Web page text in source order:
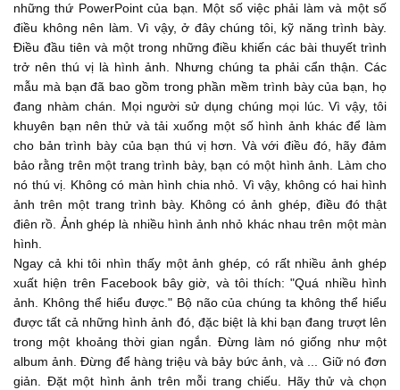
some other pictures to make your presentation more
interesting. And with that, make sure
...
01:28
that on one slide you have one image. Make it interesting.
...
01:35
Do not have a split screen. So, don't have two images on
one slide. Do not have a collage,
...
01:44
that's insane. A collage is many different small pictures on
one screen. Even when I
...
01:51
see a collage, there's a lot of collages coming out on
Facebook now, and I'm like:
01:56
những thứ PowerPoint của bạn. Một số việc phải làm và một số
điều không nên làm. Vì vậy, ở đây chúng tôi, kỹ năng trình bày.
Điều đầu tiên và một trong những điều khiến các bài thuyết trình
trở nên thú vị là hình ảnh. Nhưng chúng ta phải cẩn thận. Các
mẫu mà bạn đã bao gồm trong phần mềm trình bày của bạn, họ
đang nhàm chán. Mọi người sử dụng chúng mọi lúc. Vì vậy, tôi
khuyên bạn nên thử và tải xuống một số hình ảnh khác để làm
cho bản trình bày của bạn thú vị hơn. Và với điều đó, hãy đảm
bảo rằng trên một trang trình bày, bạn có một hình ảnh. Làm cho
nó thú vị. Không có màn hình chia nhỏ. Vì vậy, không có hai hình
ảnh trên một trang trình bày. Không có ảnh ghép, điều đó thật
điên rồ. Ảnh ghép là nhiều hình ảnh nhỏ khác nhau trên một màn
hình.
Ngay cả khi tôi nhìn thấy một ảnh ghép, có rất nhiều ảnh ghép
xuất hiện trên Facebook bây giờ, và tôi thích: "Quá nhiều hình
ảnh. Không thể hiểu được." Bộ não của chúng ta không thể hiểu
được tất cả những hình ảnh đó, đặc biệt là khi bạn đang trượt lên
trong một khoảng thời gian ngắn. Đừng làm nó giống như một
album ảnh. Đừng để hàng triệu và bảy bức ảnh, và ... Giữ nó đơn
giản. Đặt một hình ảnh trên mỗi trang chiếu. Hãy thử và chọn